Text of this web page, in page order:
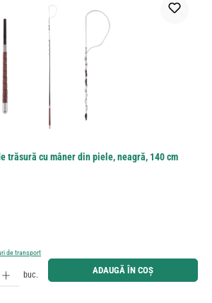
trăsură cu mâner din piele, neagră, 140 cm
de transport
dorită sau utilizați butoanele pentru a mări sau micșora
buc. ADAUGĂ ÎN COȘ